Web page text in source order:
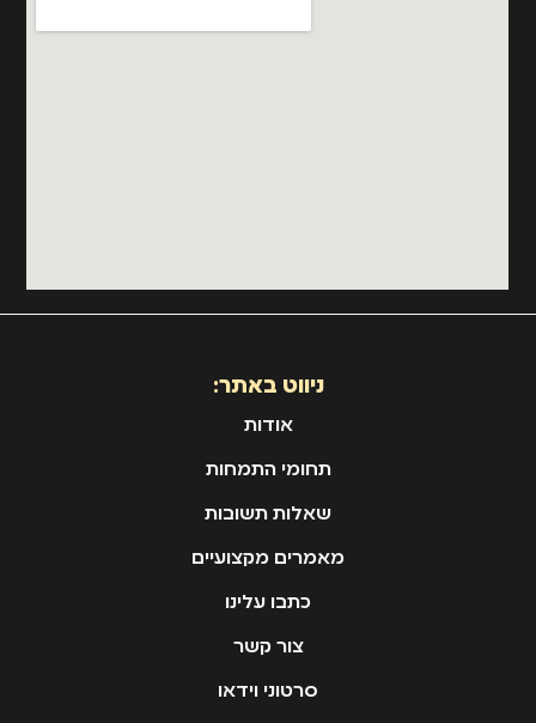
ניווט באתר:
אודות
תחומי התמחות
שאלות תשובות
מאמרים מקצועיים
כתבו עלינו
צור קשר
סרטוני וידאו